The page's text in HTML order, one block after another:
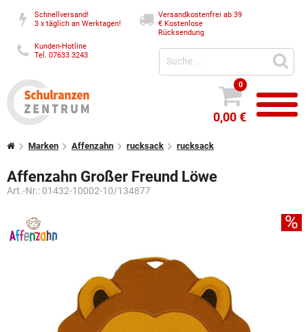
Schnellversand!
3 x täglich an Werktagen!
Versandkostenfrei ab 39
€Kostenlose
Rücksendung
Kunden-Hotline
Tel. 07633 3243
0
0,00 €
Marken Affenzahn rucksack rucksack
Affenzahn Großer Freund Löwe
Art.-Nr.: 01432-10002-10/134877
%